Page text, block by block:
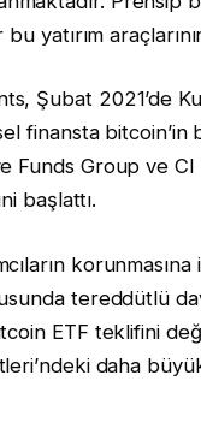
yatırım
Şubat 2021’de
finansta bitcoin’in
Funds Group ve
başlattı.
tereddütlü
ETF teklifini
daha